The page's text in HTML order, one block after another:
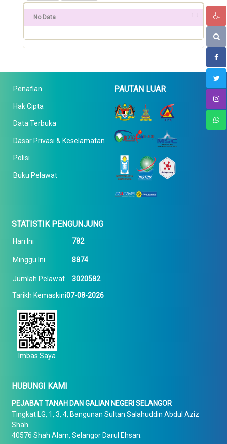
No Data
Penafian
Hak Cipta
Data Terbuka
Dasar Privasi & Keselamatan
Polisi
Buku Pelawat
PAUTAN LUAR
STATISTIK PENGUNJUNG
Hari Ini 782
Minggu Ini 8874
Jumlah Pelawat 3020582
Tarikh Kemaskini07-08-2026
Imbas Saya
HUBUNGI KAMI
PEJABAT TANAH DAN GALIAN NEGERI SELANGOR
Tingkat LG, 1, 3, 4, Bangunan Sultan Salahuddin Abdul Aziz
Shah
40576 Shah Alam, Selangor Darul Ehsan.